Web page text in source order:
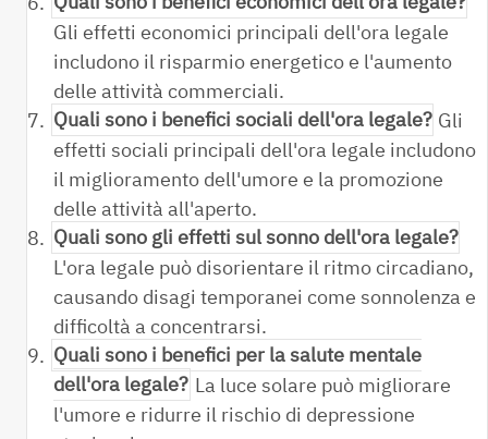
Gli effetti economici principali dell'ora legale
includono il risparmio energetico e l'aumento
delle attività commerciali.
7. Quali sono i benefici sociali dell'ora legale? Gli
effetti sociali principali dell'ora legale includono
il miglioramento dell'umore e la promozione
delle attività all'aperto.
8. Quali sono gli effetti sul sonno dell'ora legale?
L'ora legale può disorientare il ritmo circadiano,
causando disagi temporanei come sonnolenza e
difficoltà a concentrarsi.
9. Quali sono i benefici per la salute mentale
dell'ora legale? La luce solare può migliorare
l'umore e ridurre il rischio di depressione